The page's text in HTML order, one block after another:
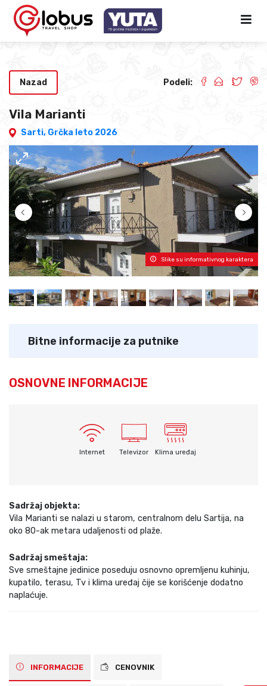
Vila Marianti
Sarti, Grčka leto 2026
Nazad Podeli:
Slike su informativnog karaktera
Bitne informacije za putnike
OSNOVNE INFORMACIJE
Internet Televizor Klima uređaj
Sadržaj objekta:
Vila Marianti se nalazi u starom, centralnom delu Sartija, na
oko 80-ak metara udaljenosti od plaže.
Sadržaj smeštaja:
Sve smeštajne jedinice poseduju osnovno opremljenu kuhinju,
kupatilo, terasu, Tv i klima uređaj čije se korišćenje dodatno
naplaćuje.
INFORMACIJE CENOVNIK